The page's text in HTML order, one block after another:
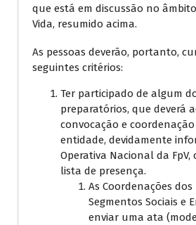
que está em discussão no
Vida, resumido acima.
As pessoas deverão, portanto,
seguintes critérios:
Ter participado de algum
preparatórios, que deverá
convocação e
entidade, devidamente
Operativa Nacional da FpV,
lista de presença.
As Coordenações
Segmentos Sociais e
enviar uma ata